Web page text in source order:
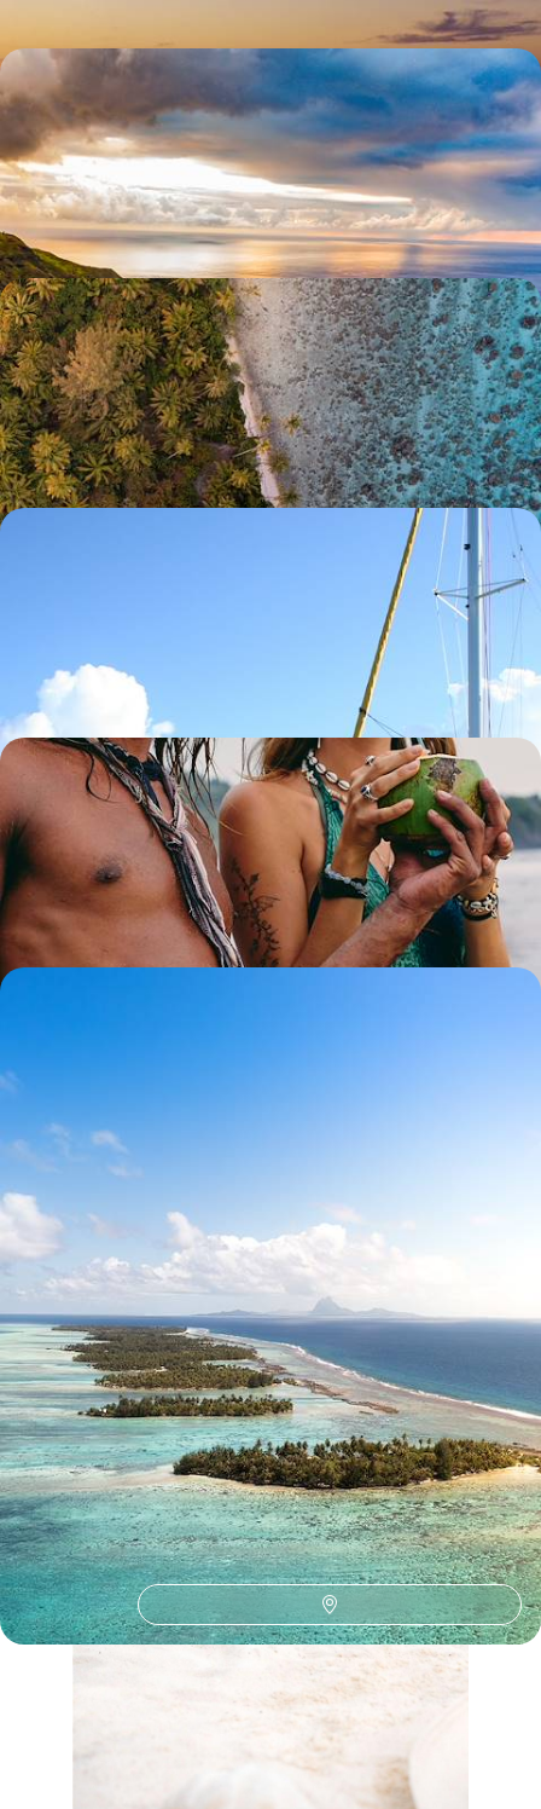
Croisière à bord de l’Aranui 5 - Des Marquises à
Bora Bora, la Polynésie autrement
Caboter d'île en île à bord d’un mythique cargo mixte pour une
approche authentique de la Polynésie
16 jours, de 10200 à 14300 $ CA
Gambier, Société, Tuamotu, Marquises - Loin, très
loin, le bonheur polynésien
Quatre archipels, deux semaines complètes d'aventure : une envolée
poétique – et active – dans des terres exotiques préservées
17 jours, de 10600 à 13200 $ CA
Seuls en Polynésie - Lagons de rêve et croisière en
Au gré d’adresses confidentielles et d’escales en îles secrètes, une
robinsonnade à contre-courant, la tranquillité pour fil rouge
12 jours, de 11400 à 13800 $ CA
Noces autour du monde - Los Angeles, la Polynésie
et Sydney
Jouer les stars hollywoodiennes à L.A., plonger main dans la main en
Polynésie et goûter ensemble au lifestyle australien à Sydney
19 jours, de 13500 à 18100 $ CA
Voguer d'atolls en lagons et faire escale sur les plus belles îles de la
Société et des Tuamotu
16 jours, de 13800 à 17300 $ CA
Le GuideBora Bora
Conseils pratiques, témoignages et inspirations pour bien préparer son
voyage